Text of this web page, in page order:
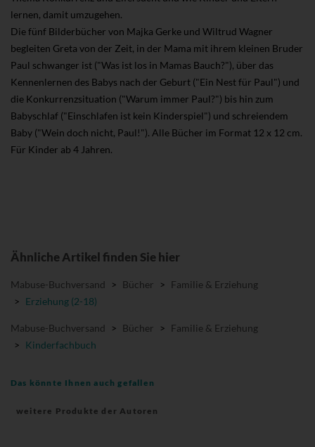
lernen, damit umzugehen.
Die fünf Bilderbücher von Majka Gerke und Wiltrud Wagner
begleiten Greta von der Zeit, in der Mama mit ihrem kleinen Bruder
Paul schwanger ist ("Was ist los in Mamas Bauch?"), über das
Kennenlernen des Babys nach der Geburt ("Ein Nest für Paul") und
die Konkurrenzsituation ("Warum immer Paul?") bis hin zum
Babyschlaf ("Einschlafen ist kein Kinderspiel") und schreiendem
Baby ("Wein doch nicht, Paul!"). Alle Bücher im Format 12 x 12 cm.
Für Kinder ab 4 Jahren.
Ähnliche Artikel finden Sie hier
Mabuse-Buchversand > Bücher > Familie & Erziehung
> Erziehung (2-18)
Mabuse-Buchversand > Bücher > Familie & Erziehung
> Kinderfachbuch
Das könnte Ihnen auch gefallen
weitere Produkte der Autoren